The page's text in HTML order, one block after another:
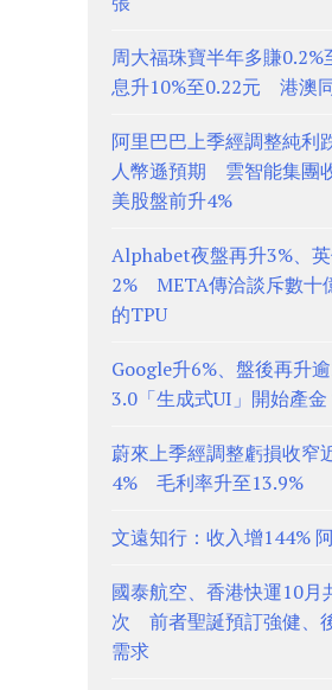
周大福珠寶半年多賺
息升10%至0.22元 港澳
阿里巴巴上季經調整純利
人幣遜預期 雲智能集團
美股盤前升4%
Alphabet夜盤再升3%、
2% META傳洽談斥數十
的TPU
Google升6%、盤後再升
3.0「生成式UI」開始產金
蔚來上季經調整虧損收窄
4% 毛利率升至13.9%
文遠知行：收入增144%
國泰航空、香港快運10月
次 前者聖誕預訂強健、
需求